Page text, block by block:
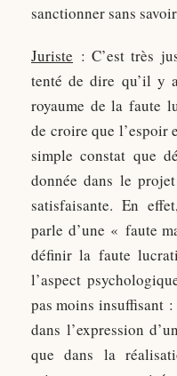
sanctionner sans
Juriste : C’est très
tenté de dire qu’il y
royaume de la faute
de croire que l’espoir
simple constat que
donnée dans le
satisfaisante. En
parle d’une « faute
définir la faute
l’aspect
pas moins insuffisant
dans l’expression
que dans la